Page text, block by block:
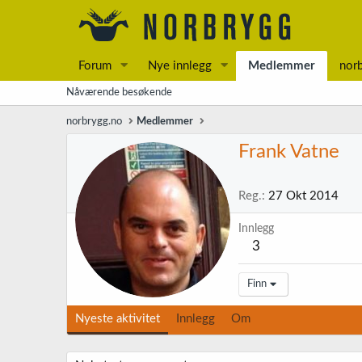
Forum Nye innlegg Medlemmer
Nåværende besøkende
norbrygg.no Medlemmer
Frank Vatne
Reg. 27 Okt 2014
Innlegg
3
Finn
Nyeste aktivitet Innlegg Om